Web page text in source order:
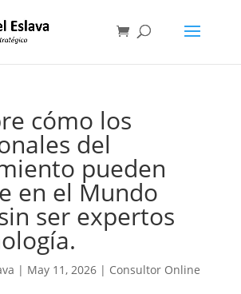
cómo los
del
pueden
en el Mundo
ser expertos
| May 11, 2026| Consultor Online